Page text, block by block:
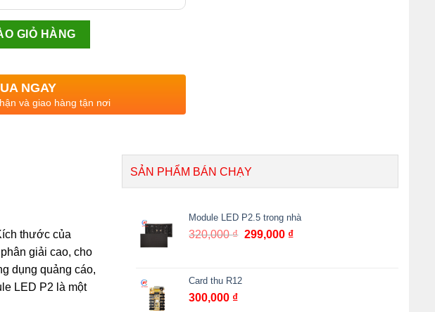
lượng
GIỎ HÀNG
NGAY
và giao hàng tận nơi
thước của
giải cao, cho
dụng quảng cáo,
LED P2 là một
SẢN PHẨM BÁN CHẠY
Module LED P2.5 trong nhà
320,000₫ 299,000 ₫
Card thu R12
300,000 ₫